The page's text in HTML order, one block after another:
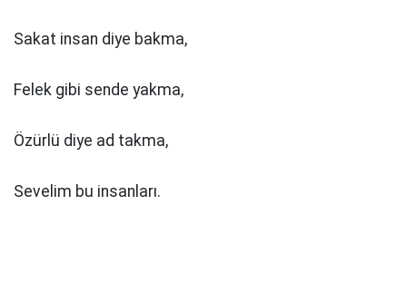
Sakat insan diye bakma,
Felek gibi sende yakma,
Özürlü diye ad takma,
Sevelim bu insanları.